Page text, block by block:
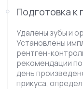
Подготовка к
Удалены зубы и
Установлены
рентген-
рекомендации
день
прикуса,